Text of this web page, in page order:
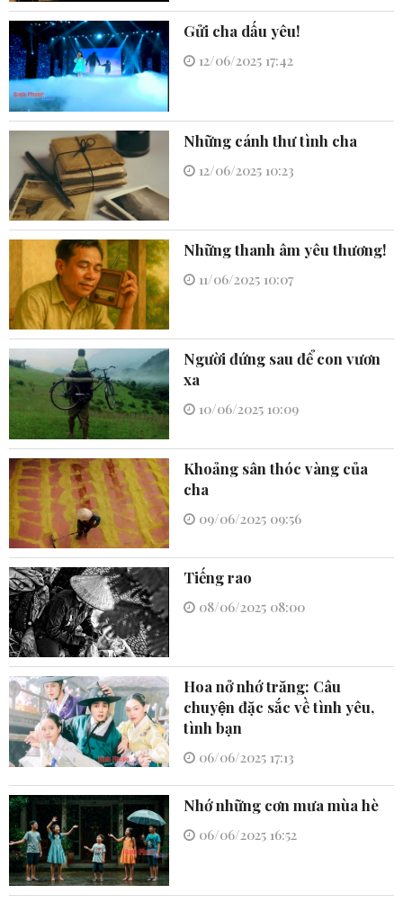
Gửi cha dấu yêu!
12/06/2025 17:42
Những cánh thư tình cha
12/06/2025 10:23
Những thanh âm yêu thương!
11/06/2025 10:07
Người đứng sau để con vươn
xa
10/06/2025 10:09
Khoảng sân thóc vàng của
cha
09/06/2025 09:56
Tiếng rao
08/06/2025 08:00
Hoa nở nhớ trăng: Câu
chuyện đặc sắc về tình yêu,
tình bạn
06/06/2025 17:13
Nhớ những cơn mưa mùa hè
06/06/2025 16:52